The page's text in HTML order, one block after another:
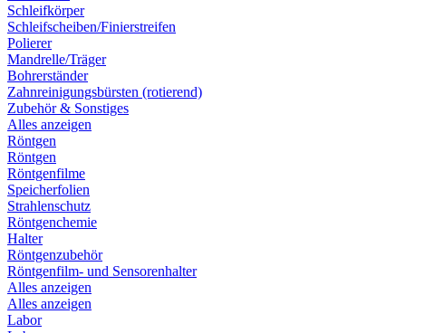
Schleifkörper
Schleifscheiben/Finierstreifen
Polierer
Mandrelle/Träger
Bohrerständer
Zahnreinigungsbürsten (rotierend)
Zubehör & Sonstiges
Alles anzeigen
Röntgen
Röntgen
Röntgenfilme
Speicherfolien
Strahlenschutz
Röntgenchemie
Halter
Röntgenzubehör
Röntgenfilm- und Sensorenhalter
Alles anzeigen
Alles anzeigen
Labor